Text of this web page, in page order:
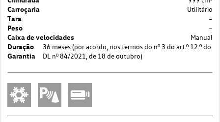
Carroçaria
Utilitário
Tara
–
Peso
–
Caixa de velocidades
Manual
Duração
Garantia
36 meses (por acordo, nos termos do nº 3 do art.º 12.º do
DL nº 84/2021, de 18 de outubro)